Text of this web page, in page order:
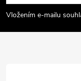
p
a
Vložením e-mailu